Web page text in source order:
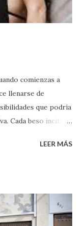
comienzas a
llenarse de
que podría
Cada beso incita
El problema es
Pero incluso
no son expertos
LEER MÁS